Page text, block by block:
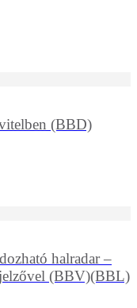
(BBD)
halradar –
(BBV)(BBL)